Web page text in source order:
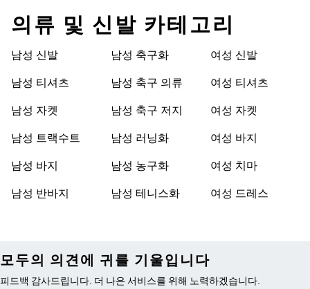
의류 및 신발 카테고리
남성 신발
남성 티셔츠
남성 자켓
남성 트랙수트
남성 바지
남성 반바지
남성 축구화
남성 축구 의류
남성 축구 저지
남성 러닝화
남성 농구화
남성 테니스화
여성 신발
여성 티셔츠
여성 자켓
여성 바지
여성 치마
여성 드레스
모두의 의견에 귀를 기울입니다
피드백 감사드립니다. 더 나은 서비스를 위해 노력하겠습니다.